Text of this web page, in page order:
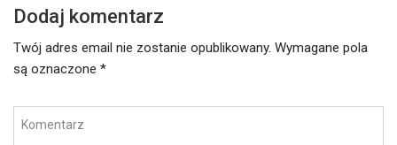
Dodaj komentarz
Twój adres email nie zostanie opublikowany. Wymagane pola
są oznaczone *